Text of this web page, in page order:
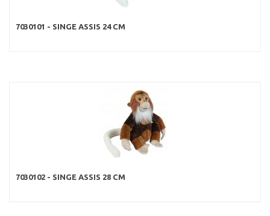
7030101 - SINGE ASSIS 24 CM
7030102 - SINGE ASSIS 28 CM